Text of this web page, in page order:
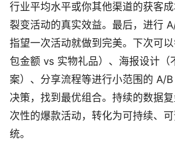
行业平均水平或你其他渠道的获客
裂变活动的真实效益。最后，进行
指望一次活动就做到完美。下次可
包金额 vs 实物礼品）、海报设计（
案）、分享流程等进行小范围的 A/
决策，找到最优组合。持续的数据
次性的爆款活动，转化为可持续、
统。